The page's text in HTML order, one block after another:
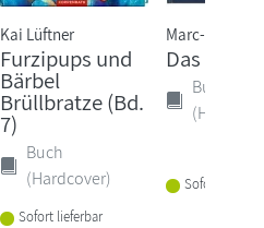
Kai Lüftner
Furzipups und
Bärbel
Brüllbratze (Bd.
7)
Buch
(Hardcover)
Sofort lieferbar
Marc-Uwe
Das
Buch
Sofort